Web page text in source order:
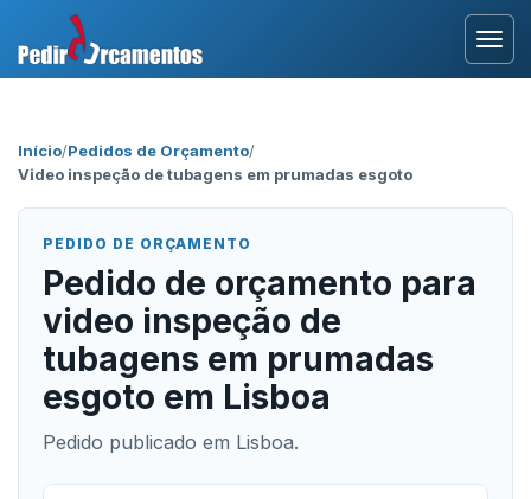
Início/Pedidos de Orçamento/
Video inspeção de tubagens em prumadas esgoto
PEDIDO DE ORÇAMENTO
Pedido de orçamento para
video inspeção de
tubagens em prumadas
esgoto em Lisboa
Pedido publicado em Lisboa.
Área Profissional
Como Funciona?
Testemunhos